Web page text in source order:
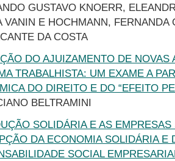
GUSTAVO KNOERR,
VANIN E HOCHMANN, FERNANDA
DA COSTA
DO AJUIZAMENTO DE NOVAS
TRABALHISTA: UM EXAME A
DO DIREITO E DO “EFEITO
BELTRAMINI
SOLIDÁRIA E AS
DA ECONOMIA SOLIDÁRIA E
SOCIAL